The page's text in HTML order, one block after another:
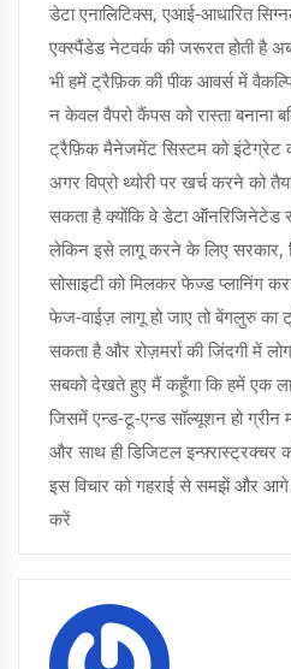
डेटा एनालिटिक्स, एआई‑आधारित
एक्स्पैंडेड नेटवर्क की जरूरत होती है
भी हमें ट्रैफ़िक की पीक आवर्स में
न केवल वैपरो कैंपस को रास्ता बनाना
ट्रैफ़िक मैनेजमेंट सिस्टम को इंटेग्रेट
अगर विप्रो थ्योरी पर खर्च करने को
सकता है क्योंकि वे डेटा
लेकिन इसे लागू करने के लिए सरकार,
सोसाइटी को मिलकर फेज्ड प्लानिंग
फेज‑वाईज़ लागू हो जाए तो बेंगलुरु
सकता है और रोज़मर्रा की जिंदगी में
सबको देखते हुए मैं कहूँगा कि हमें एक
जिसमें एन्ड‑टू‑एन्ड सॉल्यूशन हो ग्रीन
और साथ ही डिजिटल इन्फ़्रास्ट्रक्चर
इस विचार को गहराई से समझें और आगे
करें